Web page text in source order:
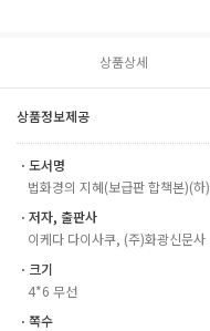
상품상세
상품정보제공
ㆍ도서명
법화경의 지혜(보급판 합책본)(하)
ㆍ저자, 출판사
이케다 다이사쿠, (주)화광신문사
ㆍ크기
4*6 무선
ㆍ쪽수